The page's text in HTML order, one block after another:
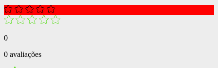
0
0 avaliações